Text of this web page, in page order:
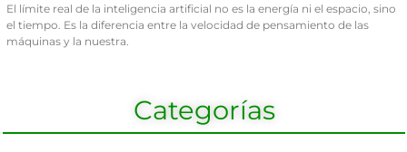
El límite real de la inteligencia artificial no es la energía ni el espacio, sino
el tiempo. Es la diferencia entre la velocidad de pensamiento de las
máquinas y la nuestra.
Categorías